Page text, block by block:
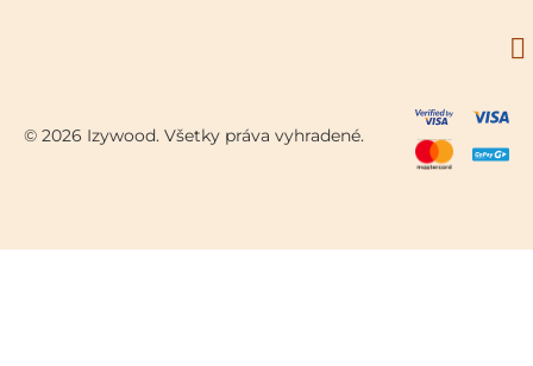
© 2026 Izywood. Všetky práva vyhradené.